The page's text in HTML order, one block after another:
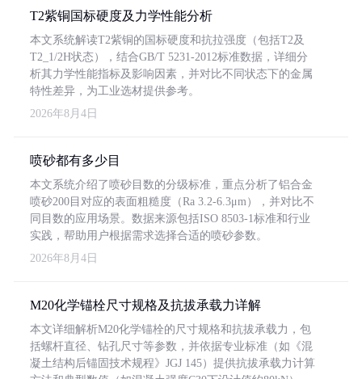
T2紫铜国标硬度及力学性能分析
本文系统解读T2紫铜的国标硬度和抗拉强度（包括T2及
T2_1/2H状态），结合GB/T 5231-2012标准数据，详细分
析其力学性能指标及影响因素，并对比不同状态下的金属
特性差异，为工业选材提供参考。
2026年8月4日
喷砂都有多少目
本文系统介绍了喷砂目数的分级标准，重点分析了铝合金
喷砂200目对应的表面粗糙度（Ra 3.2-6.3μm），并对比不
同目数的应用场景。数据来源包括ISO 8503-1标准和行业
实践，帮助用户根据需求选择合适的喷砂参数。
2026年8月4日
M20化学锚栓尺寸规格及抗拔承载力详解
本文详细解析M20化学锚栓的尺寸规格和抗拔承载力，包
括螺杆直径、钻孔尺寸等参数，并依据专业标准（如《混
凝土结构后锚固技术规程》JGJ 145）提供抗拔承载力计算